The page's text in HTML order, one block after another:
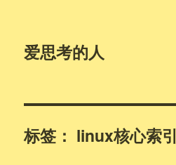
爱思考的人
标签： linux核心索引